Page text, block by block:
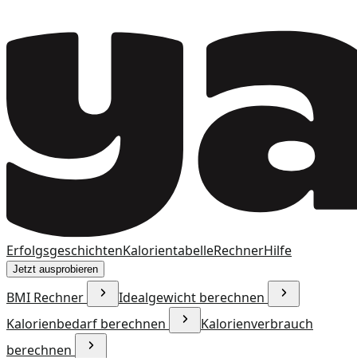
ErfolgsgeschichtenKalorientabelleRechnerHilfe
Jetzt ausprobieren
BMI Rechner
Idealgewicht berechnen
Kalorienbedarf berechnen
Kalorienverbrauch
berechnen